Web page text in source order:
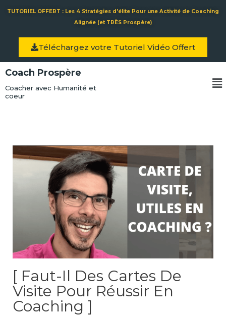
TUTORIEL OFFERT : Les 4 Stratégies d'élite Pour une Activité de Coaching
Alignée (et TRÈS Prospère)
Téléchargez votre Tutoriel Vidéo Offert
Coach Prospère
Coacher avec Humanité et
coeur
[ Faut-Il Des Cartes De
Visite Pour Réussir En
Coaching ]